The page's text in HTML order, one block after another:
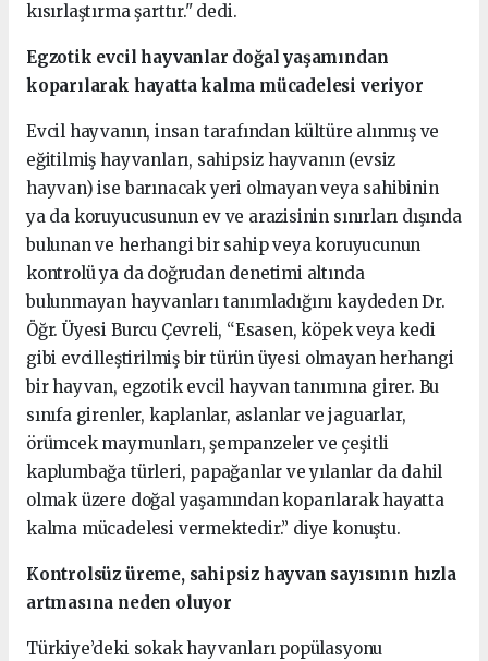
kısırlaştırma şarttır." dedi.
Egzotik evcil hayvanlar doğal yaşamından
koparılarak hayatta kalma mücadelesi veriyor
Evcil hayvanın, insan tarafından kültüre alınmış ve
eğitilmiş hayvanları, sahipsiz hayvanın (evsiz
hayvan) ise barınacak yeri olmayan veya sahibinin
ya da koruyucusunun ev ve arazisinin sınırları dışında
bulunan ve herhangi bir sahip veya koruyucunun
kontrolü ya da doğrudan denetimi altında
bulunmayan hayvanları tanımladığını kaydeden Dr.
Öğr. Üyesi Burcu Çevreli, “Esasen, köpek veya kedi
gibi evcilleştirilmiş bir türün üyesi olmayan herhangi
bir hayvan, egzotik evcil hayvan tanımına girer. Bu
sınıfa girenler, kaplanlar, aslanlar ve jaguarlar,
örümcek maymunları, şempanzeler ve çeşitli
kaplumbağa türleri, papağanlar ve yılanlar da dahil
olmak üzere doğal yaşamından koparılarak hayatta
kalma mücadelesi vermektedir.” diye konuştu.
Kontrolsüz üreme, sahipsiz hayvan sayısının hızla
artmasına neden oluyor
Türkiye’deki sokak hayvanları popülasyonu